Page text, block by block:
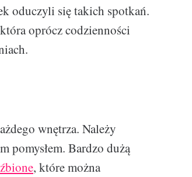
oduczyli się takich spotkań.
oprócz codzienności
wnętrza. Należy
pomysłem. Bardzo dużą
, które można